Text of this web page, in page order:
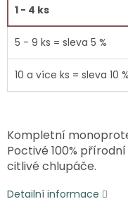
1 - 4 ks
5 - 9 ks = sleva 5 %
10 a více ks = sleva 10 %
Kompletní
Poctivé 100%
citlivé chlupáče.
Detailní informace